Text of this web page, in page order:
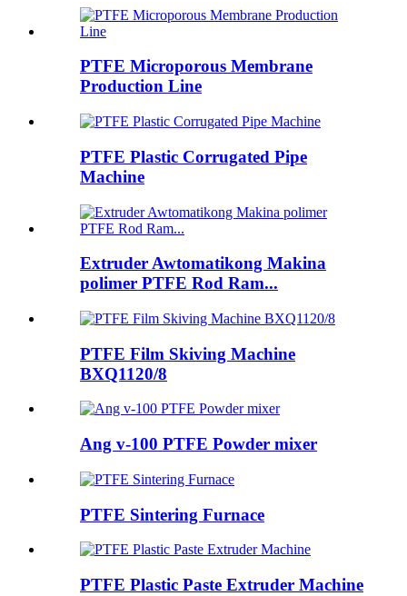
PTFE Microporous Membrane
Production Line
PTFE Plastic Corrugated Pipe
Machine
Extruder Awtomatikong Makina
polimer PTFE Rod Ram...
PTFE Film Skiving Machine
BXQ1120/8
Ang v-100 PTFE Powder mixer
PTFE Sintering Furnace
PTFE Plastic Paste Extruder Machine